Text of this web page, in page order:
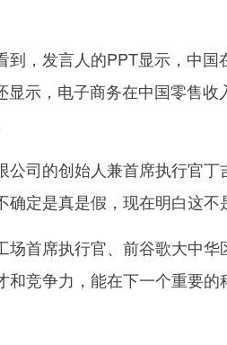
，发言人的PPT显示，中国
示，电子商务在中国零售收
司的创始人兼首席执行官丁
定是真是假，现在明白这不
首席执行官、前谷歌大中华
和竞争力，能在下一个重要